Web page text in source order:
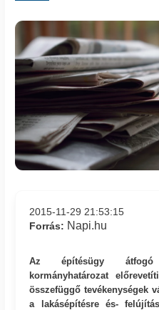
2015-11-29 21:53:15
Forrás: Napi.hu
Az építésügy átfogó
kormányhatározat
összefüggő tevékenységek
a lakásépítésre és-